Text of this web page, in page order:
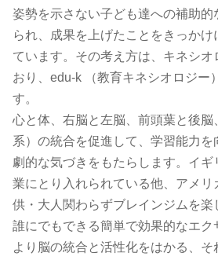
姿勢を示さない子ども達への補助
られ、成果を上げたことをきっか
ています。その考え方は、キネシオ
おり、edu-k （教育キネシオロジー
す。
心と体、右脳と左脳、前頭葉と後脳
系）の統合を促進して、学習能力を
劇的な気づきをもたらします。イ
業にとり入れられている他、アメリ
供・大人関わらずブレインジムを楽
誰にでもできる簡単で効果的なエク
より脳の統合と活性化をはかる、